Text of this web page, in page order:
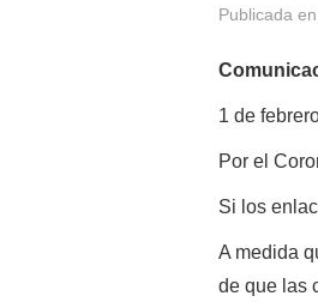
Publicada en
1 de
Por el
Si los
A medida
de que las